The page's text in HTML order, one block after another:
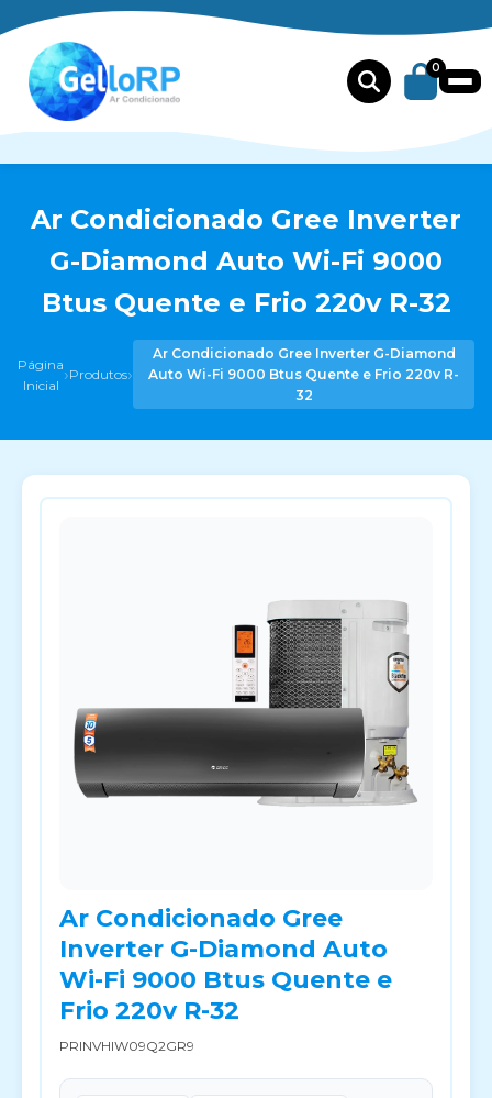
0
Ar Condicionado Gree Inverter
G-Diamond Auto Wi-Fi 9000
Btus Quente e Frio 220v R-32
Página
Inicial ›Produtos›
Ar Condicionado Gree Inverter G-Diamond
Auto Wi-Fi 9000 Btus Quente e Frio 220v R-
32
Ar Condicionado Gree
Inverter G-Diamond Auto
Wi-Fi 9000 Btus Quente e
Frio 220v R-32
PRINVHIW09Q2GR9